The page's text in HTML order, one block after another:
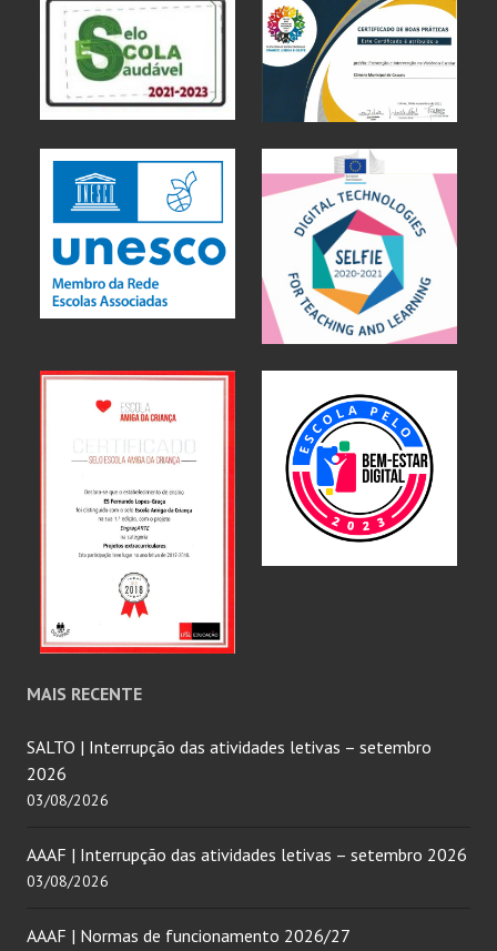
MAIS RECENTE
SALTO | Interrupção das atividades letivas – setembro
2026
03/08/2026
AAAF | Interrupção das atividades letivas – setembro 2026
03/08/2026
AAAF | Normas de funcionamento 2026/27